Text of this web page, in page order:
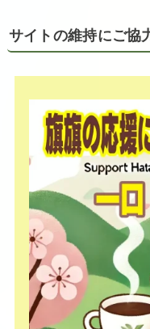
サイトの維持にご協